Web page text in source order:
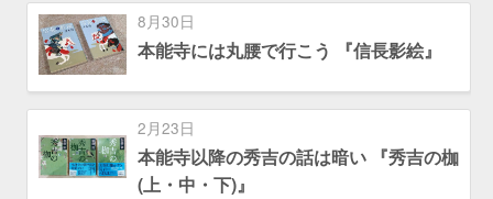
8月30日
本能寺には丸腰で行こう 『信長影絵』
2月23日
本能寺以降の秀吉の話は暗い 『秀吉の枷
(上・中・下)』